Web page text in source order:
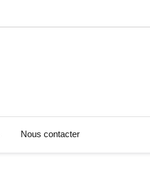
Nous contacter